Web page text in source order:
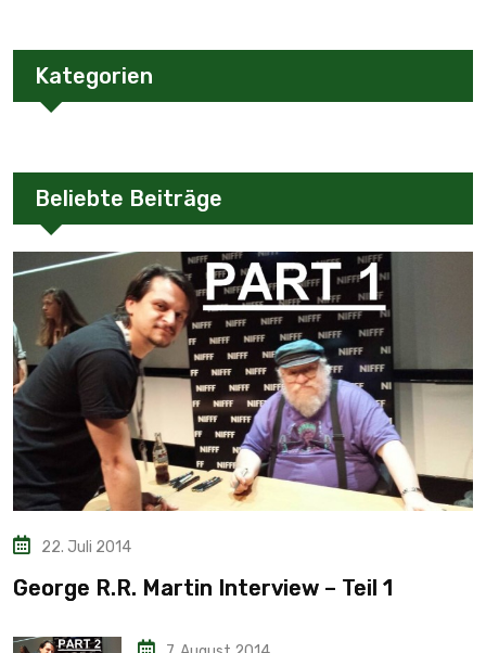
Kategorien
Beliebte Beiträge
22. Juli 2014
George R.R. Martin Interview – Teil 1